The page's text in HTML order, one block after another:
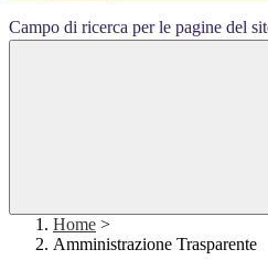
Campo di ricerca per le pagine del
Home >
Amministrazione Trasparente